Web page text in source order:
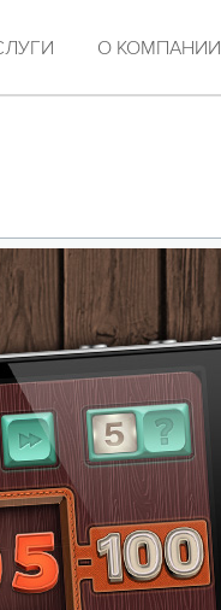
О КОМПАНИИ